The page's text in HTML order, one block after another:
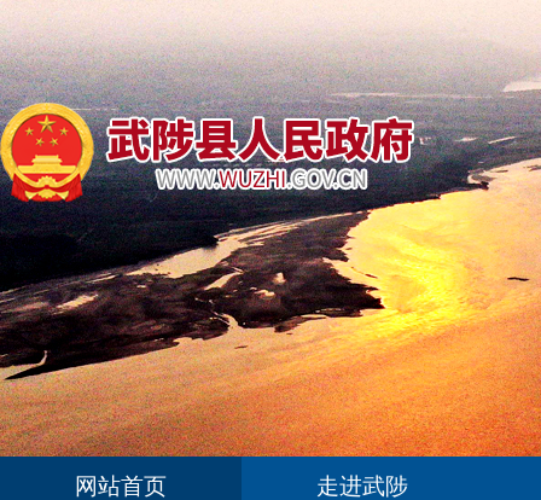
网站首页 走进武陟